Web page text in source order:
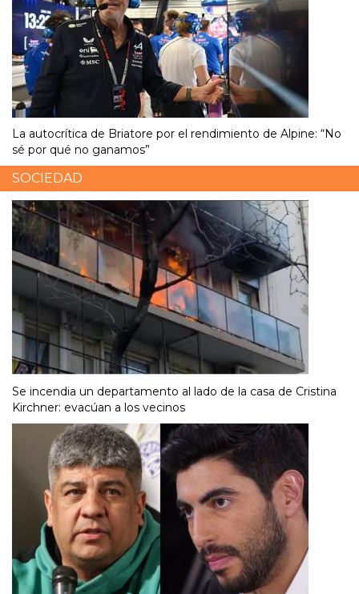
La autocrítica de Briatore por el rendimiento de Alpine: “No
sé por qué no ganamos”
SOCIEDAD
Se incendia un departamento al lado de la casa de Cristina
Kirchner: evacúan a los vecinos